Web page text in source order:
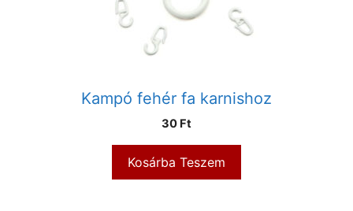
Kampó fehér fa karnishoz
30 Ft
Kosárba Teszem